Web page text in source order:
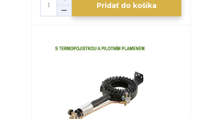
Pridať do košíka